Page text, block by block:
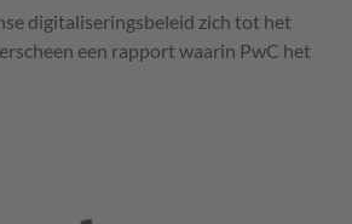
digitaliseringsbeleid zich tot het
een rapport waarin PwC het